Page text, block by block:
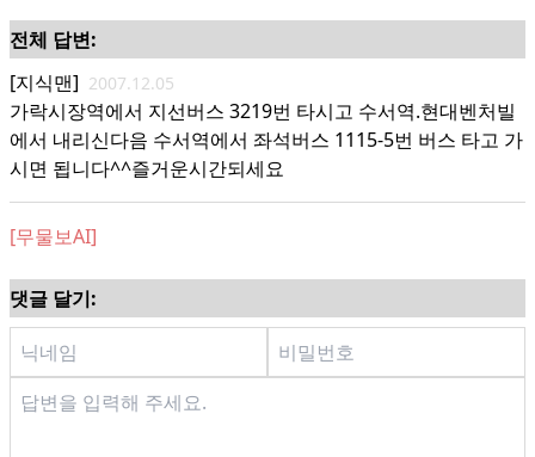
전체 답변:
[지식맨] 2007.12.05
가락시장역에서 지선버스 3219번 타시고 수서역.현대벤처빌
에서 내리신다음 수서역에서 좌석버스 1115-5번 버스 타고 가
시면 됩니다^^즐거운시간되세요
[무물보AI]
댓글 달기: